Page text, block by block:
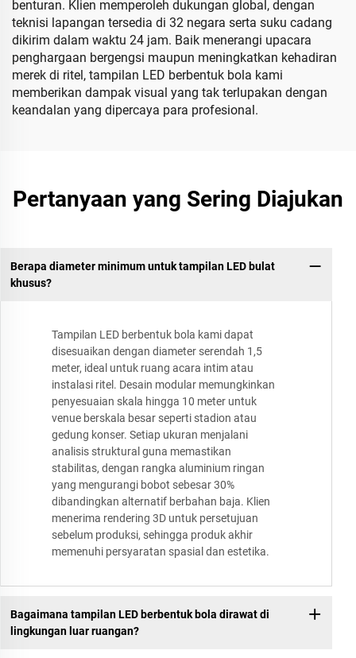
benturan. Klien memperoleh dukungan global, dengan
teknisi lapangan tersedia di 32 negara serta suku cadang
dikirim dalam waktu 24 jam. Baik menerangi upacara
penghargaan bergengsi maupun meningkatkan kehadiran
merek di ritel, tampilan LED berbentuk bola kami
memberikan dampak visual yang tak terlupakan dengan
keandalan yang dipercaya para profesional.
Pertanyaan yang Sering Diajukan
Berapa diameter minimum untuk tampilan LED bulat
khusus?
Tampilan LED berbentuk bola kami dapat
disesuaikan dengan diameter serendah 1,5
meter, ideal untuk ruang acara intim atau
instalasi ritel. Desain modular memungkinkan
penyesuaian skala hingga 10 meter untuk
venue berskala besar seperti stadion atau
gedung konser. Setiap ukuran menjalani
analisis struktural guna memastikan
stabilitas, dengan rangka aluminium ringan
yang mengurangi bobot sebesar 30%
dibandingkan alternatif berbahan baja. Klien
menerima rendering 3D untuk persetujuan
sebelum produksi, sehingga produk akhir
memenuhi persyaratan spasial dan estetika.
Bagaimana tampilan LED berbentuk bola dirawat di
lingkungan luar ruangan?